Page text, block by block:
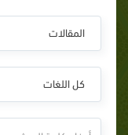
المقالات
كل اللغات